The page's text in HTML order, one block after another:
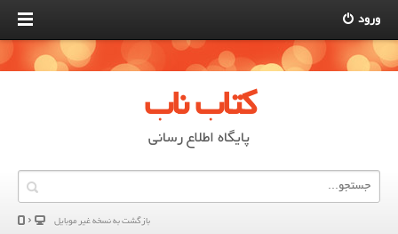
ورود
کتاب ناب
پایگاه اطلاع رسانی
بازگشت به نسخه غير موبایل